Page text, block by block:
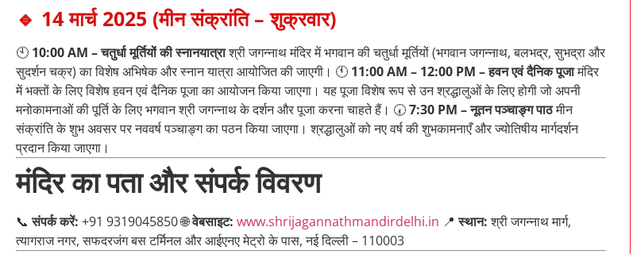
🔹 14 मार्च 2025 (मीन संक्रांति – शुक्रवार)
🕙 10:00 AM – चतुर्धा मूर्तियों की स्नानयात्राश्री जगन्नाथ मंदिर में भगवान की चतुर्धा मूर्तियों (भगवान जगन्नाथ, बलभद्र, सुभद्रा और
सुदर्शन चक्र) का विशेष अभिषेक और स्नान यात्रा आयोजित की जाएगी। 🕚 11:00 AM – 12:00 PM – हवन एवं दैनिक पूजामंदिर
में भक्तों के लिए विशेष हवन एवं दैनिक पूजा का आयोजन किया जाएगा। यह पूजा विशेष रूप से उन श्रद्धालुओं के लिए होगी जो अपनी
मनोकामनाओं की पूर्ति के लिए भगवान श्री जगन्नाथ के दर्शन और पूजा करना चाहते हैं। 🕢7:30 PM – नूतन पञ्चाङ्ग पाठमीन
संक्रांति के शुभ अवसर पर नववर्ष पञ्चाङ्ग का पठन किया जाएगा। श्रद्धालुओं को नए वर्ष की शुभकामनाएँ और ज्योतिषीय मार्गदर्शन
प्रदान किया जाएगा।
मंदिर का पता और संपर्क विवरण
📞संपर्क करें: +91 9319045850 🌐वेबसाइट: www.shrijagannathmandirdelhi.in 📍स्थान:श्री जगन्नाथ मार्ग,
त्यागराज नगर, सफदरजंग बस टर्मिनल और आईएनए मेट्रो के पास, नई दिल्ली – 110003